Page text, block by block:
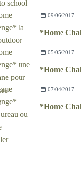
09/06/2017
05/05/2017
07/04/2017